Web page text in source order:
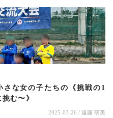
な女の子たちの《挑戦の1
む〜》
2025-03-26 / 遠藤 萌美